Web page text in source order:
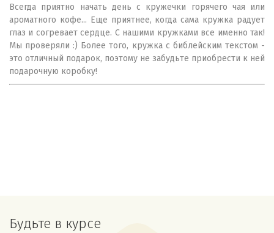
Всегда приятно начать день с кружечки горячего чая или
ароматного кофе... Еще приятнее, когда сама кружка радует
глаз и согревает сердце. С нашими кружками все именно так!
Мы проверяли :) Более того, кружка с библейским текстом -
это отличный подарок, поэтому не забудьте приобрести к ней
подарочную коробку!
Будьте в курсе